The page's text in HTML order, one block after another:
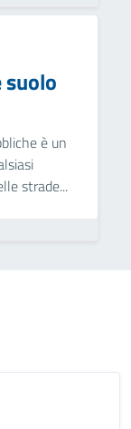
suolo
è un
strade...